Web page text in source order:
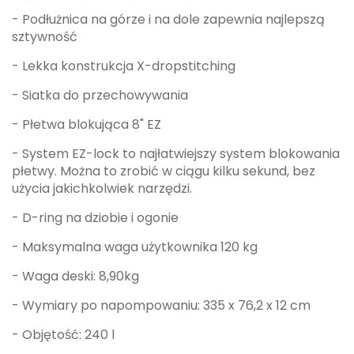
- Podłużnica na górze i na dole zapewnia najlepszą
sztywność
- Lekka konstrukcja X-dropstitching
- Siatka do przechowywania
- Płetwa blokująca 8" EZ
- System EZ-lock to najłatwiejszy system blokowania
płetwy. Można to zrobić w ciągu kilku sekund, bez
użycia jakichkolwiek narzędzi.
- D-ring na dziobie i ogonie
- Maksymalna waga użytkownika 120 kg
- Waga deski: 8,90kg
- Wymiary po napompowaniu: 335 x 76,2 x 12 cm
- Objętość: 240 l